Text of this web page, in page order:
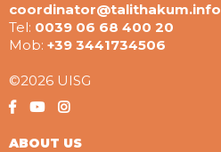
coordinator@talithakum.info
Tel: 0039 06 68 400 20
Mob: +39 3441734506
©2026 UISG
ABOUT US